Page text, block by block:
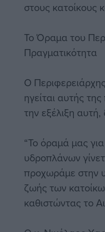
στους κατοίκους
Το Όραμα του
Πραγματικότητα
Ο
ηγείται αυτής
την εξέλιξη
“Το όραμά μας
υδροπλάνων
προχωράμε στην
ζωής των
καθιστώντας το